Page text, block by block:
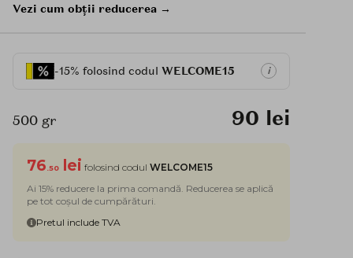
Vezi cum obții reducerea →
-15% folosind codul WELCOME15 i
500 gr 90 lei
76 .50 lei folosind codul WELCOME15
Ai 15% reducere la prima comandă. Reducerea se aplică
pe tot coșul de cumpărături.
Pretul include TVA